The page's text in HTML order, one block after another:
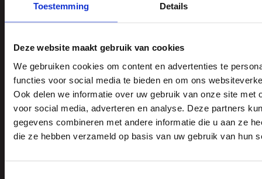
Toestemming Details
Deze website maakt gebruik van cookies
We gebruiken cookies om content en advertenties te
functies voor social media te bieden en om ons
Ook delen we informatie over uw gebruik van onze site met
voor social media, adverteren en analyse. Deze partners
gegevens combineren met andere informatie die u aan ze
die ze hebben verzameld op basis van uw gebruik van hun
Levering & installatie
volledig gebruiksklaar.
Ondersteuning & snelle service
Bij storingen zorgen wij binnen 2 uur voor een
oplossing.